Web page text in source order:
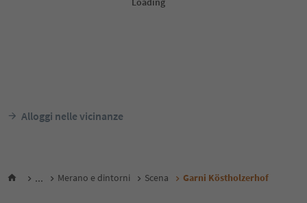
Alloggi nelle vicinanze
... Merano e dintorni Scena Garni Köstholzerhof